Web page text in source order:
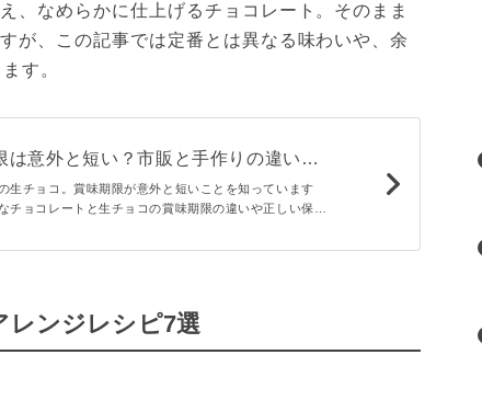
、なめらかに仕上げるチョコレート。そのまま
が、この記事では定番とは異なる味わいや、余
す。
は意外と短い？市販と手作りの違いや
説
生チョコ。賞味期限が意外と短いことを知っています
チョコレートと生チョコの賞味期限の違いや正しい保存
レンジレシピ7選